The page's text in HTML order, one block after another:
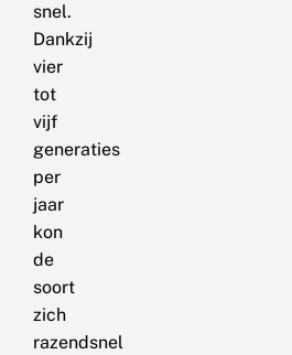
snel.
Dankzij
vier
tot
vijf
generaties
per
jaar
kon
de
soort
zich
razendsnel